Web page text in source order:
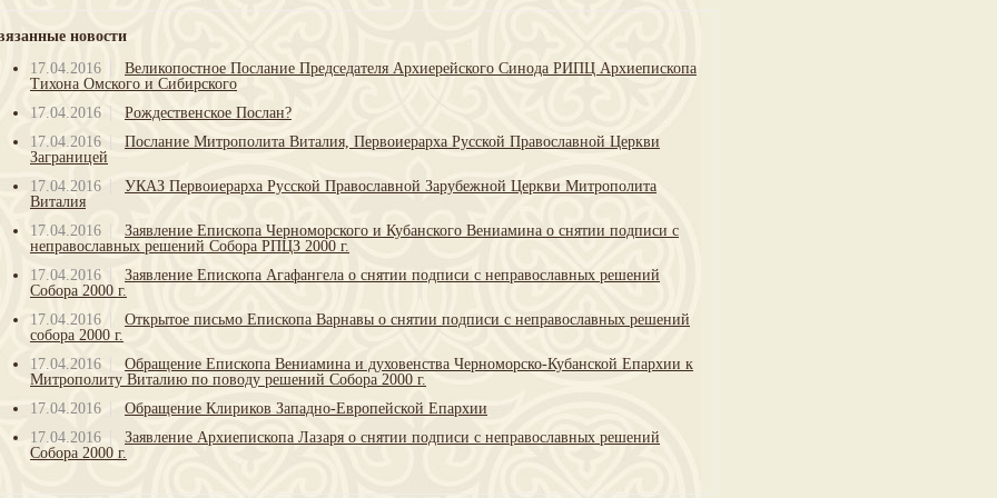
новости
17.04.2016
Великопостное Послание Председателя Архиерейского Синода РИПЦ Архиепископа
Тихона Омского и Сибирского
17.04.2016
Рождественское Послан?
17.04.2016
Послание Митрополита Виталия, Первоиерарха Русской Православной Церкви
Заграницей
17.04.2016
УКАЗ Первоиерарха Русской Православной Зарубежной Церкви Митрополита
Виталия
17.04.2016
Заявление Епископа Черноморского и Кубанского Вениамина о снятии подписи с
неправославных решений Собора РПЦЗ 2000 г.
17.04.2016
Заявление Епископа Агафангела о снятии подписи с неправославных решений
Собора 2000 г.
17.04.2016
Открытое письмо Епископа Варнавы о снятии подписи с неправославных решений
собора 2000 г.
17.04.2016
Обращение Епископа Вениамина и духовенства Черноморско-Кубанской Епархии к
Митрополиту Виталию по поводу решений Собора 2000 г.
17.04.2016
Обращение Клириков Западно-Европейской Епархии
17.04.2016
Заявление Архиепископа Лазаря о снятии подписи с неправославных решений
Собора 2000 г.